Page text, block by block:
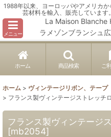
1988年以来、ヨーロッパやアメリカ
芸材料を輸入、販売していま
メニュー
La Maison Blanche
ラメゾンブランシュ
ホーム 商品検索 ご
ホーム > ヴィンテージリボン、テープ
> フランス製ヴィンテージストレッチ
フランス製ヴィンテージ
[mb2054]